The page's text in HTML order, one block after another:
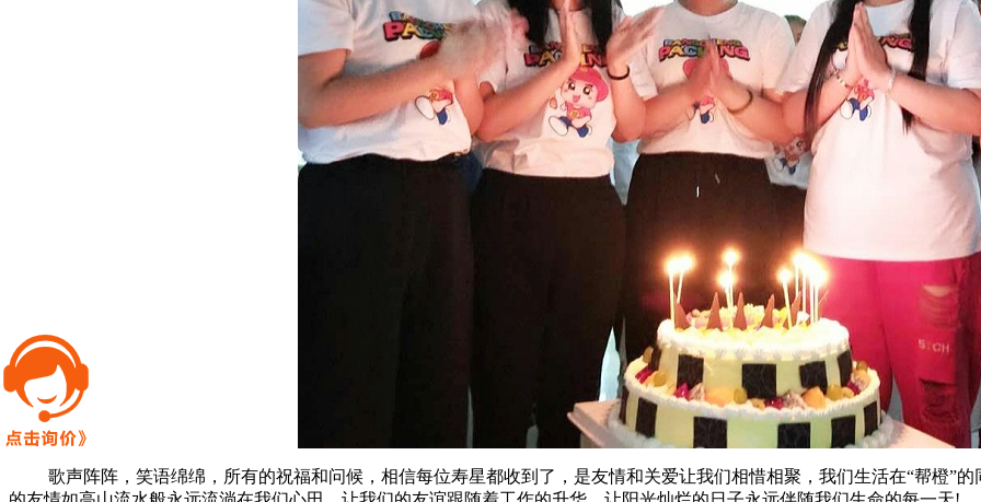
歌声阵阵，笑语绵绵，所有的祝福和问候，相信每位寿星都收到了，是友情和关爱让我们相惜相聚，我们生活在“帮橙”的